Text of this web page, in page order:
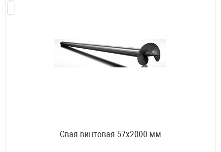
Свая винтовая 57х2000 мм